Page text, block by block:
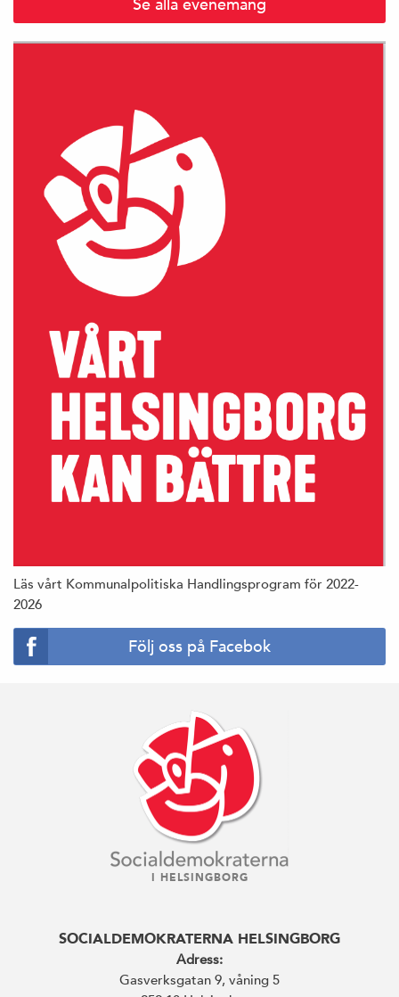
Läs vårt Kommunalpolitiska Handlingsprogram för 2022-
2026
Följ oss på Facebok
I HELSINGBORG
SOCIALDEMOKRATERNA HELSINGBORG
Adress:
Gasverksgatan 9, våning 5